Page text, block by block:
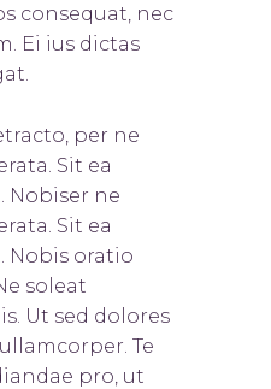
consequat, nec
Ei ius dictas
per ne
Sit ea
Nobiser ne
Sit ea
Nobis oratio
soleat
Ut sed dolores
Te
pro, ut